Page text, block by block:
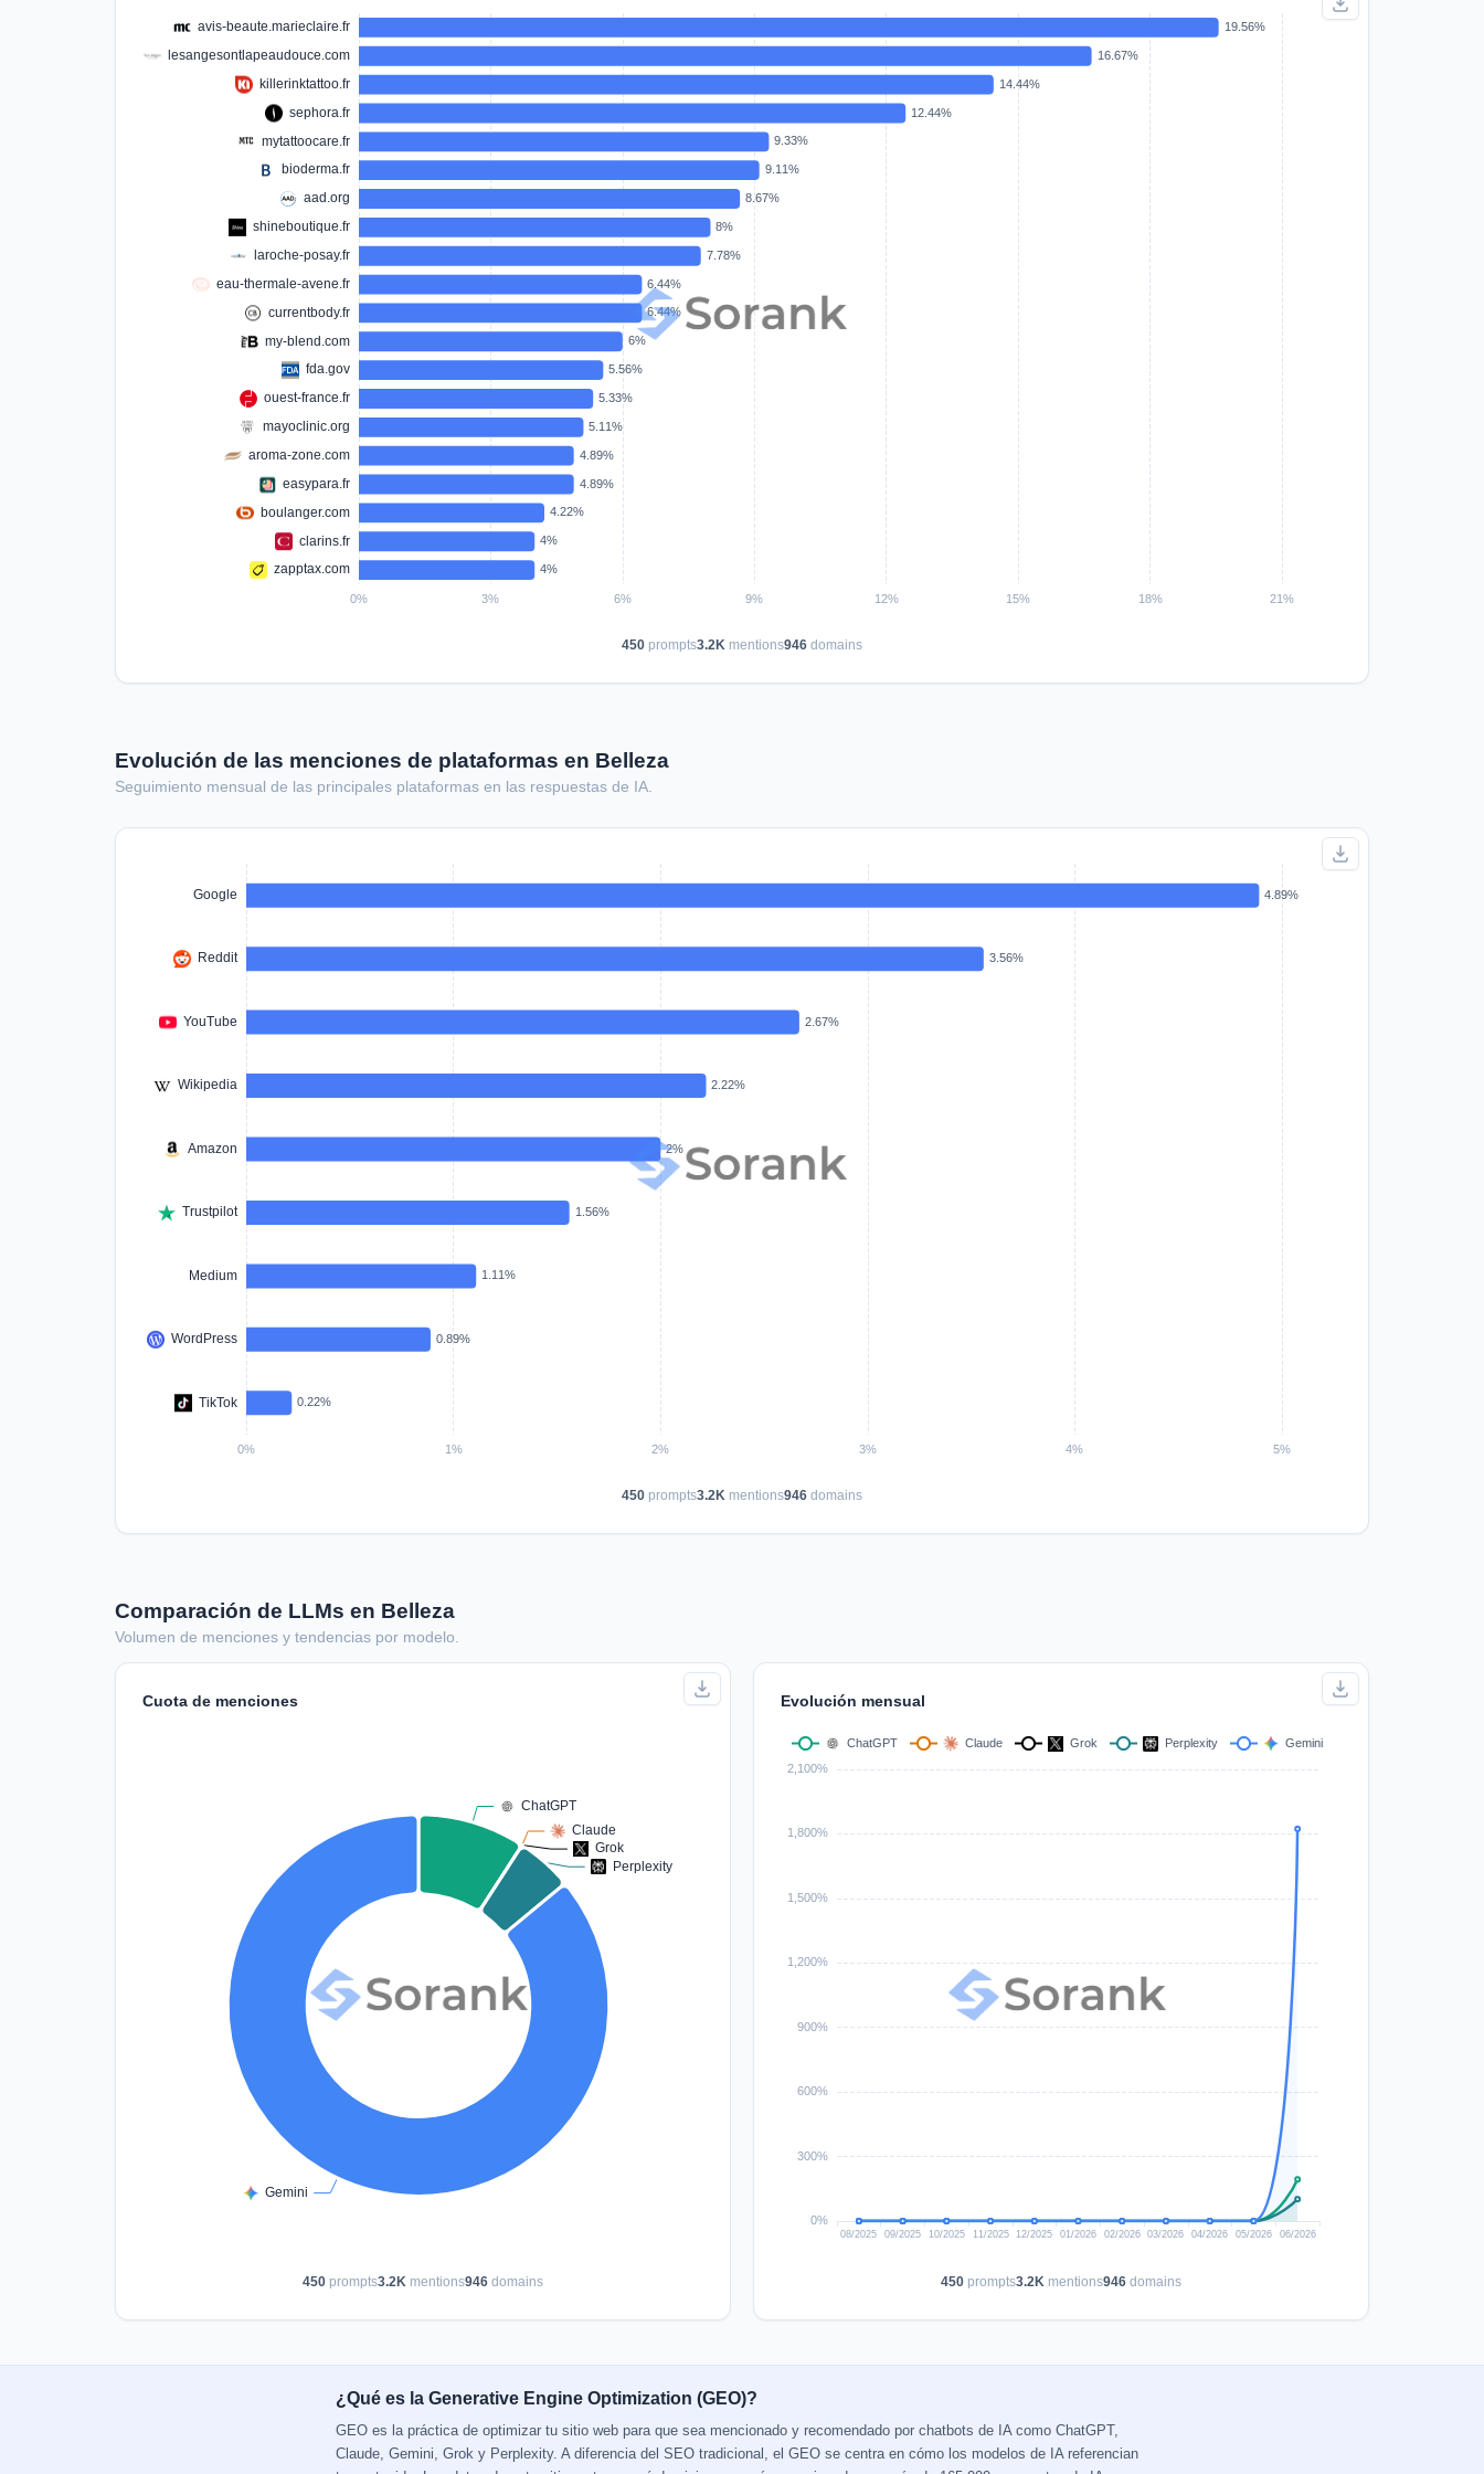
450 prompts3.2K mentions946 domains
Evolución de las menciones de plataformas en Belleza
Seguimiento mensual de las principales plataformas en las respuestas de IA.
450 prompts3.2K mentions946 domains
Comparación de LLMs en Belleza
Volumen de menciones y tendencias por modelo.
Cuota de menciones
450 prompts3.2K mentions946 domains
Evolución mensual
450 prompts3.2K mentions946 domains
¿Qué es la Generative Engine Optimization (GEO)?
GEO es la práctica de optimizar tu sitio web para que sea mencionado y recomendado por chatbots de IA como ChatGPT,
Claude, Gemini, Grok y Perplexity. A diferencia del SEO tradicional, el GEO se centra en cómo los modelos de IA referencian